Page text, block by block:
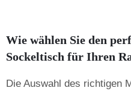
Wie wählen Sie den
Sockeltisch für Ihren
Die Auswahl des richtigen